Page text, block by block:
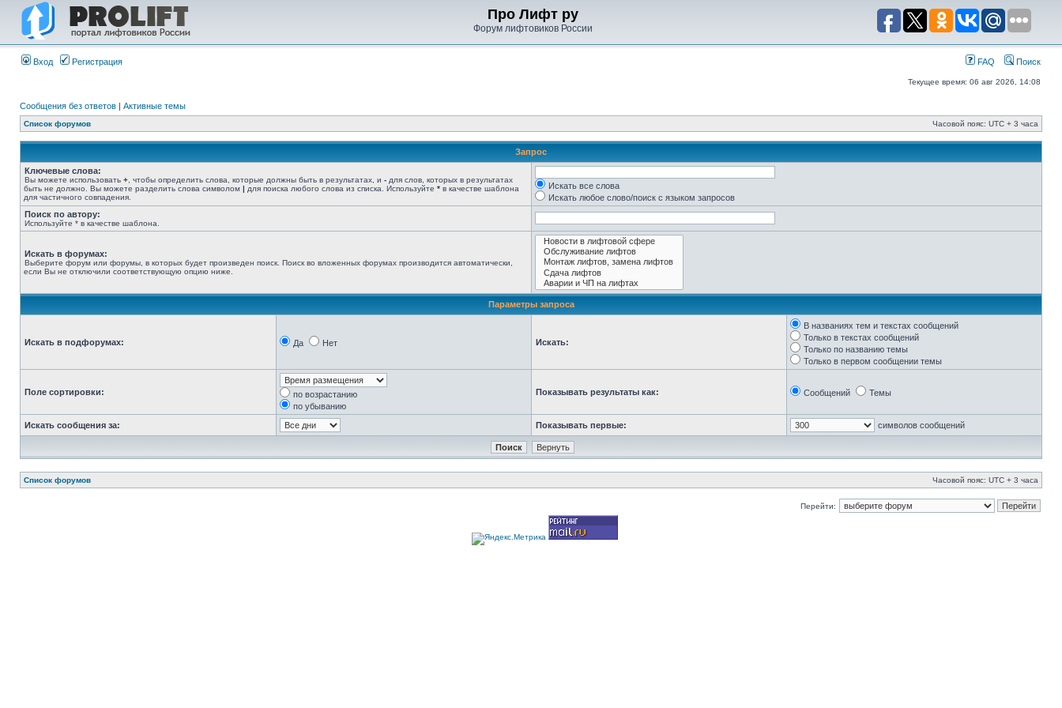
Про Лифт ру
Форум лифтовиков России
Вход Регистрация FAQ Поиск
Текущее время: 06 авг 2026, 14:08
Сообщения без ответов | Активные темы
Список форумов Часовой пояс: UTC + 3 часа
Запрос
Ключевые слова:
Вы можете использовать + , чтобы определить слова, которые должны быть в результатах, и - для слов, которых в результатах
быть не должно. Вы можете разделить слова символом | для поиска любого слова из списка. Используйте * в качестве шаблона
для частичного совпадения.
Искать все слова
Искать любое слово/поиск с языком запросов
Поиск по автору:
Используйте * в качестве шаблона.
Искать в форумах:
Выберите форум или форумы, в которых будет произведен поиск. Поиск во вложенных форумах производится автоматически,
если Вы не отключили соответствующую опцию ниже.
Параметры запроса
Искать в подфорумах: Да Нет Искать:
В названиях тем и текстах сообщений
Только в текстах сообщений
Только по названию темы
Только в первом сообщении темы
Поле сортировки:
по возрастанию
по убыванию
Показывать результаты как: Сообщений Темы
Искать сообщения за: Показывать первые: символов сообщений
Список форумов Часовой пояс: UTC + 3 часа
Перейти: